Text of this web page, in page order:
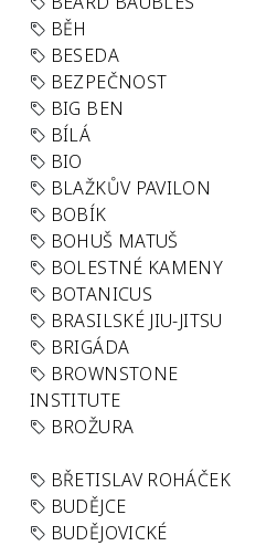
BĚH
BESEDA
BEZPEČNOST
BIG BEN
BÍLÁ
BIO
BLAŽKŮV PAVILON
BOBÍK
BOHUŠ MATUŠ
BOLESTNÉ KAMENY
BOTANICUS
BRASILSKÉ JIU-JITSU
BRIGÁDA
BROWNSTONE
INSTITUTE
BROŽURA
BŘETISLAV ROHÁČEK
BUDĚJCE
BUDĚJOVICKÉ